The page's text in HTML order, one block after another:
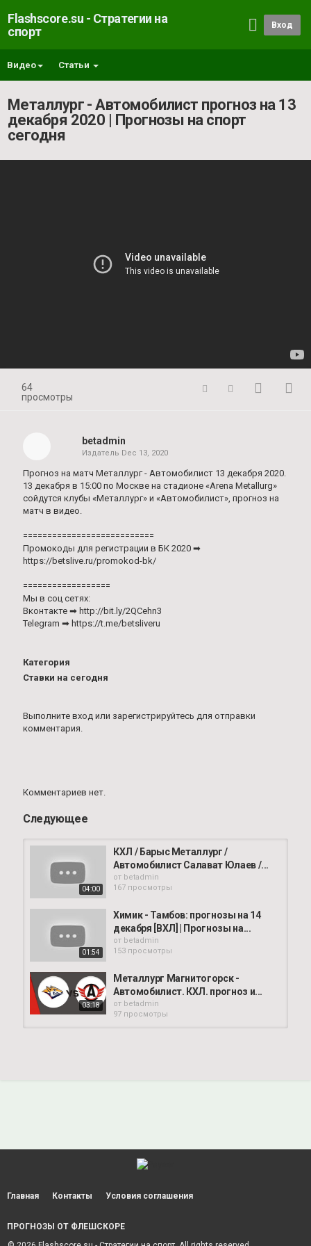
Flashscore.su - Стратегии на
спорт
Вход
Видео Статьи
Металлург - Автомобилист прогноз на 13
декабря 2020 | Прогнозы на спорт
сегодня
64
просмотры
betadmin
Издатель Dec 13, 2020
Прогноз на матч Металлург - Автомобилист 13 декабря 2020.
13 декабря в 15:00 по Москве на стадионе «Arena Metallurg»
сойдутся клубы «Металлург» и «Автомобилист», прогноз на
матч в видео.
===========================
Промокоды для регистрации в БК 2020 ➡
https://betslive.ru/promokod-bk/
==================
Мы в соц сетях:
Вконтакте ➡ http://bit.ly/2QCehn3
Telegram ➡ https://t.me/betsliveru
Категория
Ставки на сегодня
Выполните вход или зарегистрируйтесь для отправки
комментария.
Комментариев нет.
Следующее
04:00
КХЛ / Барыс Металлург /
Автомобилист Салават Юлаев /...
от betadmin
167 просмотры
01:54
Химик - Тамбов: прогнозы на 14
декабря [ВХЛ] | Прогнозы на...
от betadmin
153 просмотры
03:18
Металлург Магнитогорск -
Автомобилист. КХЛ. прогноз и...
от betadmin
97 просмотры
02:07
Металлург Мг. -...
БАРЫС - ТРАКТОР /
АВТОМОБИЛИСТ - МЕТАЛЛУРГ...
Главная Контакты Условия соглашения
ПРОГНОЗЫ ОТ ФЛЕШСКОРЕ